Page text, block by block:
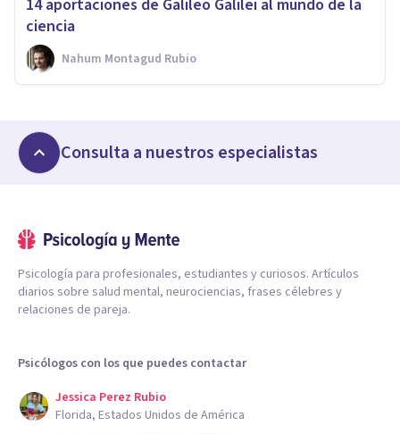
14 aportaciones de Galileo Galilei al mundo de la
ciencia
Nahum Montagud Rubio
Consulta a nuestros especialistas
Psicología para profesionales, estudiantes y curiosos. Artículos
diarios sobre salud mental, neurociencias, frases célebres y
relaciones de pareja.
Psicólogos con los que puedes contactar
Jessica Perez Rubio
Florida, Estados Unidos de América